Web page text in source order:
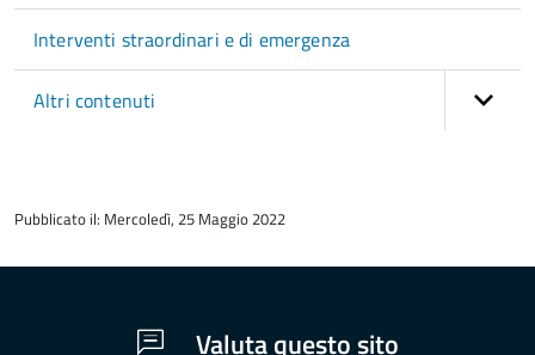
Interventi straordinari e di emergenza
Altri contenuti
del
Pubblicato il: Mercoledì, 25 Maggio 2022
Valuta questo sito